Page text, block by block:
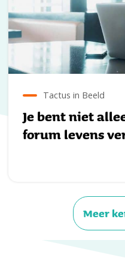
Tactus in Beeld
Je bent niet
forum levens
Meer